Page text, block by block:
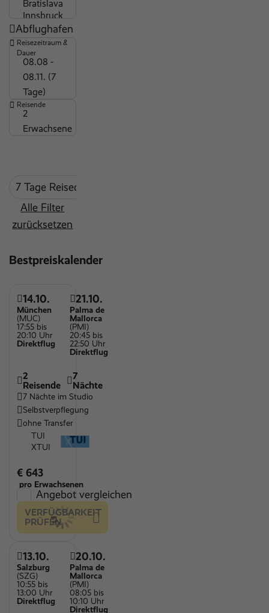
Kinderdisco
Wäscheservice
Massagen und Körperbehandlungen
Maxiclub (7-12 Jahre)
Miniclub (3-6 Jahre)
Fitnessbereich
Indoor Pool
Kinderspielplatz
Kinderpool
Restaurant
Vegane Speisen
WLAN
Abflughafen
Reisezeitraum &
Dauer
08.08 -
08.11. (7
Tage)
Reisende
2
Erwachsene
7 Tage Reisedauer
Alle Filter
zurücksetzen
Bestpreiskalender
14.10.
München
(MUC)
17:55 bis
20:10 Uhr
Direktflug
21.10.
Palma de
Mallorca
(PMI)
20:45 bis
22:50 Uhr
Direktflug
2
Reisende
7
Nächte
7 Nächte im Studio
Selbstverpflegung
ohne Transfer
TUI
XTUI
€ 643
pro Erwachsenen
Angebot vergleichen
VERFÜGBARKEIT
PRÜFEN
13.10.
Salzburg
(SZG)
10:55 bis
13:00 Uhr
Direktflug
20.10.
Palma de
Mallorca
(PMI)
08:05 bis
10:10 Uhr
Direktflug